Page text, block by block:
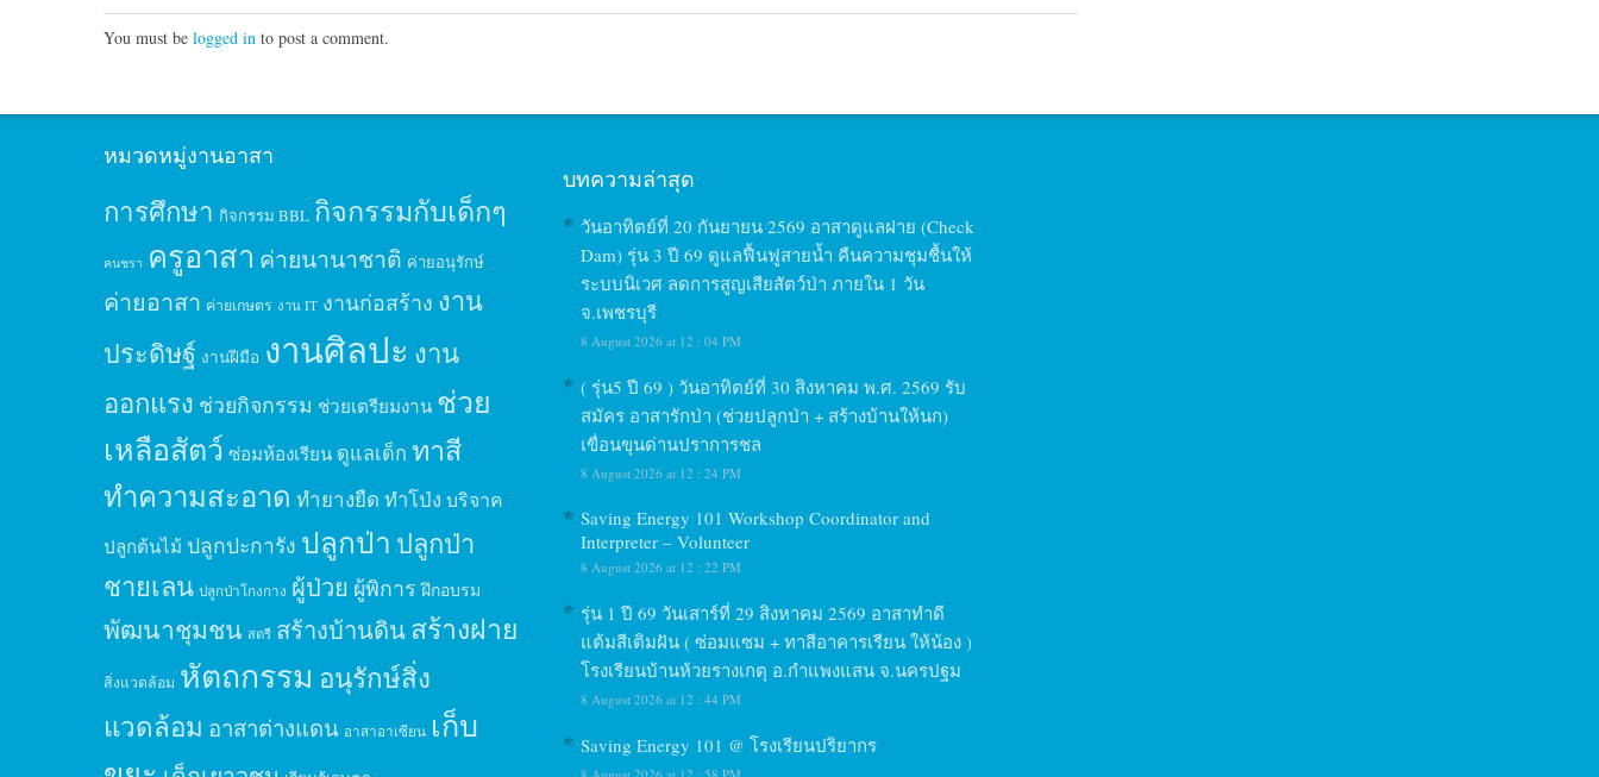
You must be logged in to post a comment.
หมวดหมู่งานอาสา
การศึกษา กิจกรรม BBL กิจกรรมกับเด็กๆ
คนชรา ครูอาสา ค่ายนานาชาติ ค่ายอนุรักษ์
ค่ายอาสา ค่ายเกษตร งาน IT งานก่อสร้าง งาน
ประดิษฐ์ งานฝีมือ งานศิลปะ งาน
ออกแรง ช่วยกิจกรรม ช่วยเตรียมงาน ช่วย
เหลือสัตว์ ซ่อมห้องเรียน ดูแลเด็ก ทาสี
ทำความสะอาด ทำยางยืด ทำโป่ง บริจาค
ปลูกต้นไม้ ปลูกปะการัง ปลูกป่า ปลูกป่า
ชายเลน ปลูกป่าโกงกาง ผู้ป่วย ผู้พิการ ฝึกอบรม
พัฒนาชุมชน สตรี สร้างบ้านดินสร้างฝาย
สิ่งแวดล้อม หัตถกรรม อนุรักษ์สิ่ง
แวดล้อม อาสาต่างแดน อาสาอาเซียน เก็บ
บทความล่าสุด
วันอาทิตย์ที่ 20 กันยายน 2569 อาสาดูแลฝาย (Check
Dam) รุ่น 3 ปี 69 ดูแลฟื้นฟูสายน้ำ คืนความชุมชื้นให้
ระบบนิเวศ ลดการสูญเสียสัตว์ป่า ภายใน 1 วัน
จ.เพชรบุรี
8 August 2026 at 12 : 04 PM
( รุ่น5 ปี 69 ) วันอาทิตย์ที่ 30 สิงหาคม พ.ศ. 2569 รับ
สมัคร อาสารักป่า (ช่วยปลูกป่า + สร้างบ้านให้นก)
เขื่อนขุนด่านปราการชล
8 August 2026 at 12 : 24 PM
Saving Energy 101 Workshop Coordinator and
Interpreter – Volunteer
8 August 2026 at 12 : 22 PM
รุ่น 1 ปี 69 วันเสาร์ที่ 29 สิงหาคม 2569 อาสาทำดี
แต้มสีเติมฝัน ( ซ่อมแซม + ทาสีอาคารเรียน ให้น้อง )
โรงเรียนบ้านห้วยรางเกตุ อ.กำแพงแสน จ.นครปฐม
8 August 2026 at 12 : 44 PM
Saving Energy 101 @ โรงเรียนปริยากร